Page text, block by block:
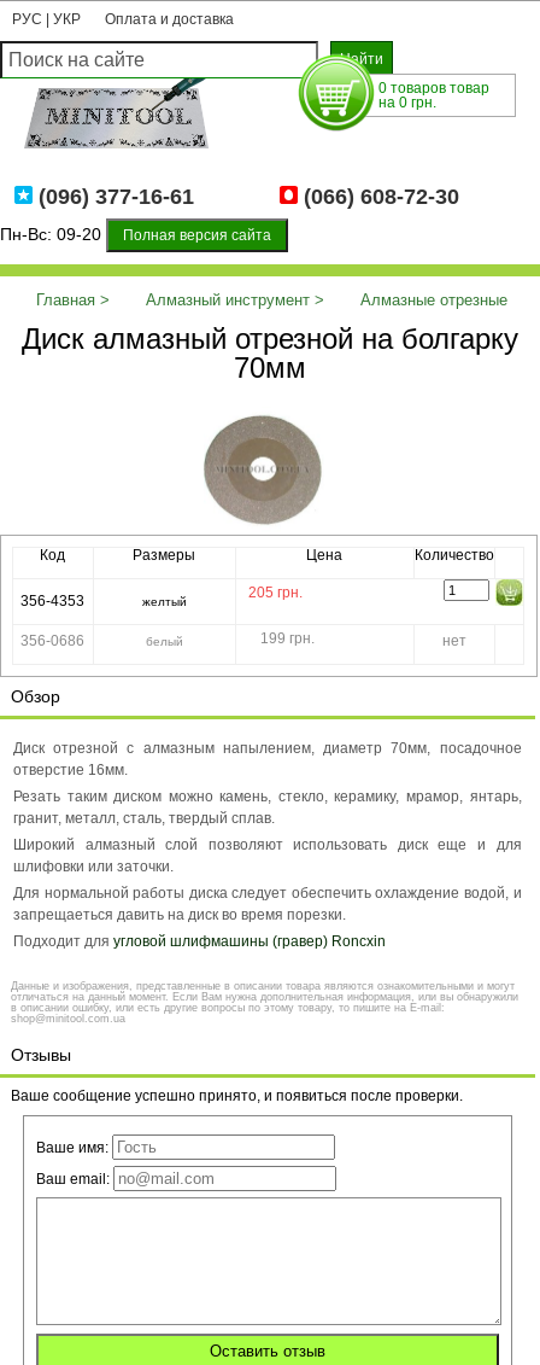
РУС УКР Оплата и доставка
0 товаров товар
на 0 грн.
(096) 377-16-61 (066) 608-72-30
Пн-Вс: 09-20 Полная версия сайта
Главная Алмазный инструмент
Алмазные отрезные
диски
Диск алмазный отрезной на болгарку 70мм
Диск алмазный отрезной на болгарку
70мм
Код Размеры Цена Количество
356-4353 желтый
205 грн.
356-0686 белый 199 грн. нет
Обзор
Диск отрезной с алмазным напылением, диаметр 70мм, посадочное
отверстие 16мм.
Резать таким диском можно камень, стекло, керамику, мрамор, янтарь,
гранит, металл, сталь, твердый сплав.
Широкий алмазный слой позволяют использовать диск еще и для
шлифовки или заточки.
Для нормальной работы диска следует обеспечить охлаждение водой, и
запрещаеться давить на диск во время порезки.
Подходит для угловой шлифмашины (гравер) Roncxin
Данные и изображения, представленные в описании товара являются ознакомительными и могут
отличаться на данный момент. Если Вам нужна дополнительная информация, или вы обнаружили
в описании ошибку, или есть другие вопросы по этому товару, то пишите на E-mail:
shop@minitool.com.ua
Отзывы
Ваше сообщение успешно принято, и появиться после проверки.
Ваше имя:
Ваш email: